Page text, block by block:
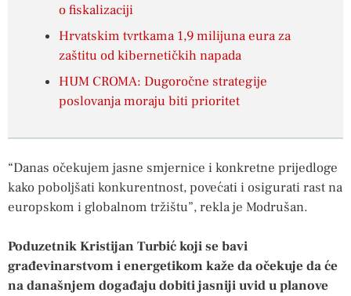
o fiskalizaciji
Hrvatskim tvrtkama 1,9 milijuna eura za
zaštitu od kibernetičkih napada
HUM CROMA: Dugoročne strategije
poslovanja moraju biti prioritet
“Danas očekujem jasne smjernice i konkretne prijedloge
kako poboljšati konkurentnost, povećati i osigurati rast na
europskom i globalnom tržištu”, rekla je Modrušan.
Poduzetnik Kristijan Turbić koji se bavi
građevinarstvom i energetikom kaže da očekuje da će
na današnjem događaju dobiti jasniji uvid u planove